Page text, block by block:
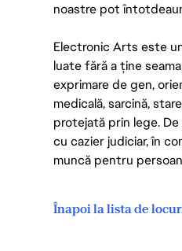
noastre pot
Electronic Arts este
luate fără a ține
exprimare de gen,
medicală, sarcină,
protejată prin lege.
cu cazier judiciar, în
muncă pentru
Înapoi la lista de